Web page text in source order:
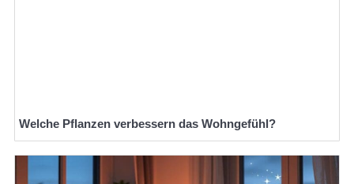
Welche Pflanzen verbessern das Wohngefühl?